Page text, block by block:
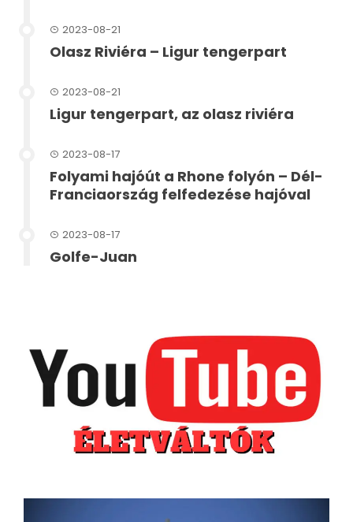
2023-08-21
Olasz Riviéra – Ligur tengerpart
2023-08-21
Ligur tengerpart, az olasz riviéra
2023-08-17
Folyami hajóút a Rhone folyón – Dél-
Franciaország felfedezése hajóval
2023-08-17
Golfe-Juan